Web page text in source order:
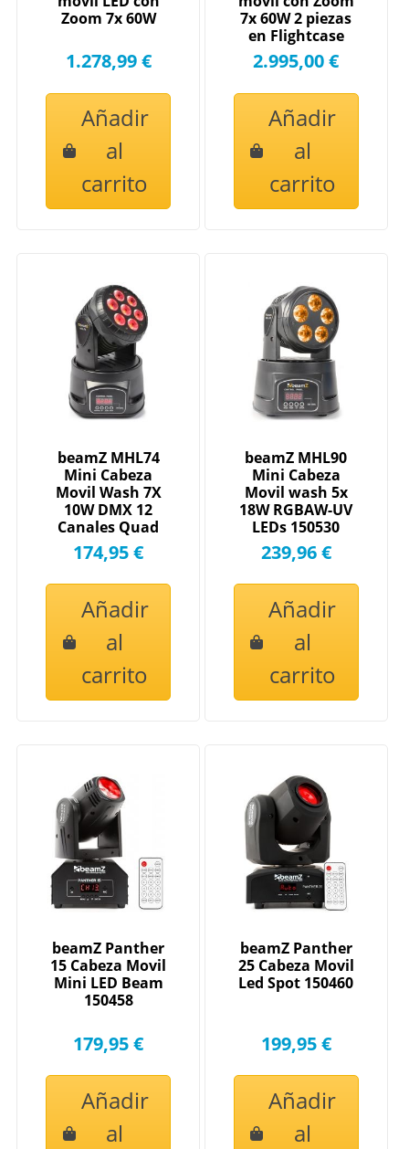
Zoom 7x 60W
1.278,99 €
Añadir
al
carrito
7x 60W 2 piezas
en Flightcase
2.995,00 €
Añadir
al
carrito
beamZ MHL74
Mini Cabeza
Movil Wash 7X
10W DMX 12
Canales Quad
LED 150518
174,95 €
Añadir
al
carrito
beamZ MHL90
Mini Cabeza
Movil wash 5x
18W RGBAW-UV
LEDs 150530
239,96 €
Añadir
al
carrito
beamZ Panther
15 Cabeza Movil
Mini LED Beam
150458
179,95 €
Añadir
al
beamZ Panther
25 Cabeza Movil
Led Spot 150460
199,95 €
Añadir
al